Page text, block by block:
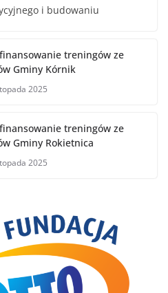
i budowaniu
treningów ze
Gminy Kórnik
2025
treningów ze
Gminy Rokietnica
2025